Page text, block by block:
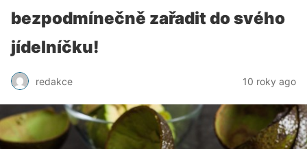
bezpodmínečně zařadit do svého
jídelníčku!
redakce 10 roky ago